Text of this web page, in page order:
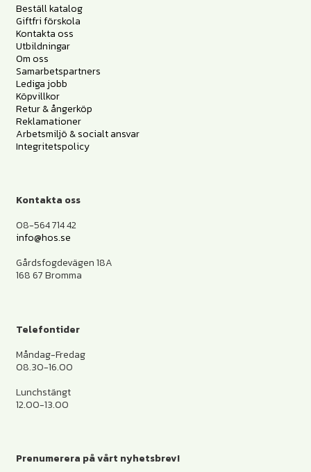
Beställ katalog
Giftfri förskola
Kontakta oss
Utbildningar
Om oss
Samarbetspartners
Lediga jobb
Köpvillkor
Retur & ångerköp
Reklamationer
Arbetsmiljö & socialt ansvar
Integritetspolicy
Kontakta oss
08-564 714 42
info@hos.se
Gårdsfogdevägen 18A
168 67 Bromma
Telefontider
Måndag-Fredag
08.30-16.00
Lunchstängt
12.00-13.00
Prenumerera på vårt nyhetsbrev!